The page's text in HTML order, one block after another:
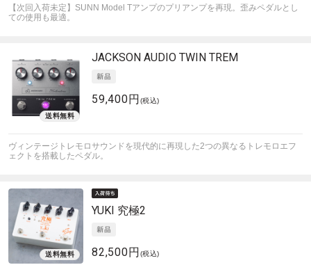
【次回入荷未定】SUNN Model Tアンプのプリアンプを再現。歪みペダルとし
ての使用も最適。
JACKSON AUDIO TWIN TREM
59,400円 (税込)
ヴィンテージトレモロサウンドを現代的に再現した2つの異なるトレモロエフ
ェクトを搭載したペダル。
YUKI 究極2
82,500円 (税込)